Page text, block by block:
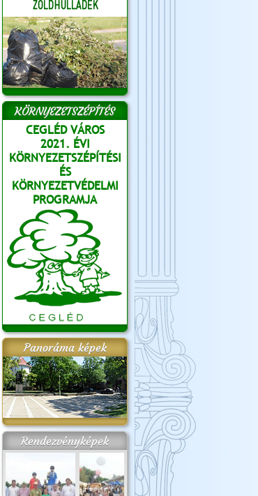
KÖRNYEZETSZÉPÍTÉS
CEGLÉD VÁROS
2021. ÉVI
KÖRNYEZETSZÉPÍTÉSI
ÉS
KÖRNYEZETVÉDELMI
PROGRAMJA
Panoráma képek
Rendezvényképek